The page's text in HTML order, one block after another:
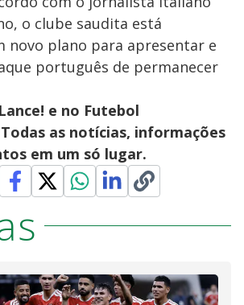
o clube saudita está
novo plano para apresentar e
português de permanecer
e no Futebol
as notícias, informações
em um só lugar.